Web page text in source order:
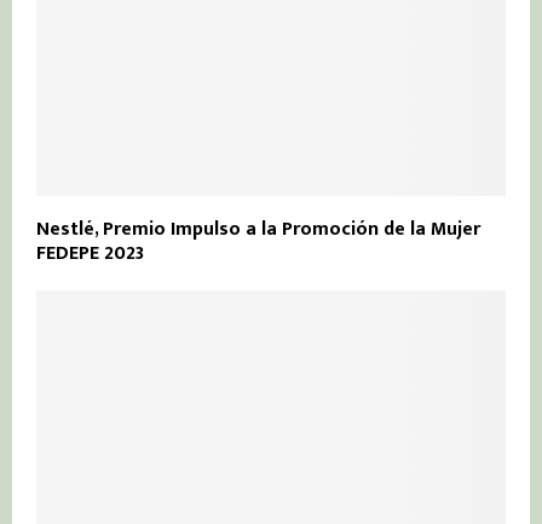
Nestlé, Premio Impulso a la Promoción de la Mujer
FEDEPE 2023